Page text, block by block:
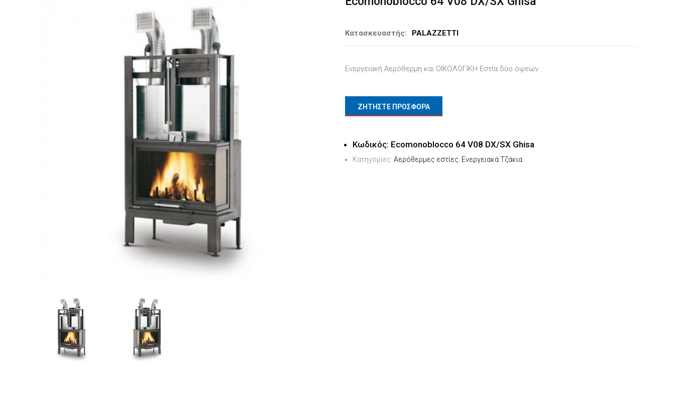
Κατασκευαστής: PALAZZETTI
Ενεργειακή Αερόθερμη και ΟΙΚΟΛΟΓΙΚΗ Εστία δύο όψεων .
ΖΗΤΗΣΤΕ ΠΡΟΣΦΟΡΑ
Κωδικός: Ecomonoblocco 64 V08 DX/SX Ghisa
Κατηγορίες: Αερόθερμες εστίες, Ενεργειακά Τζάκια